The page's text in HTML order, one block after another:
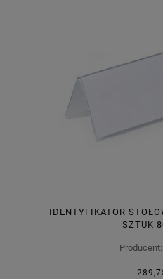
IDENTYFIKATOR
SZTUK
Producent: